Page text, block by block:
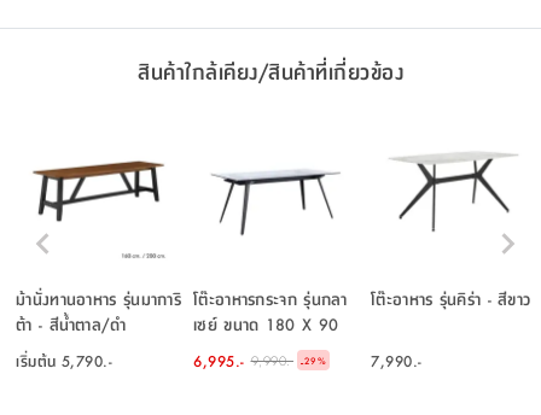
สินค้าใกล้เคียง/สินค้าที่เกี่ยวข้อง
ม้านั่งทานอาหาร รุ่นมาการิ
ต้า - สีน้ำตาล/ดำ
เริ่มต้น 5,790.-
โต๊ะอาหารกระจก รุ่นกลา
เซย์ ขนาด 180 X 90
6,995.- 9,990.- -29%
โต๊ะอาหาร รุ่นคิร่า - สีขาว
7,990.-